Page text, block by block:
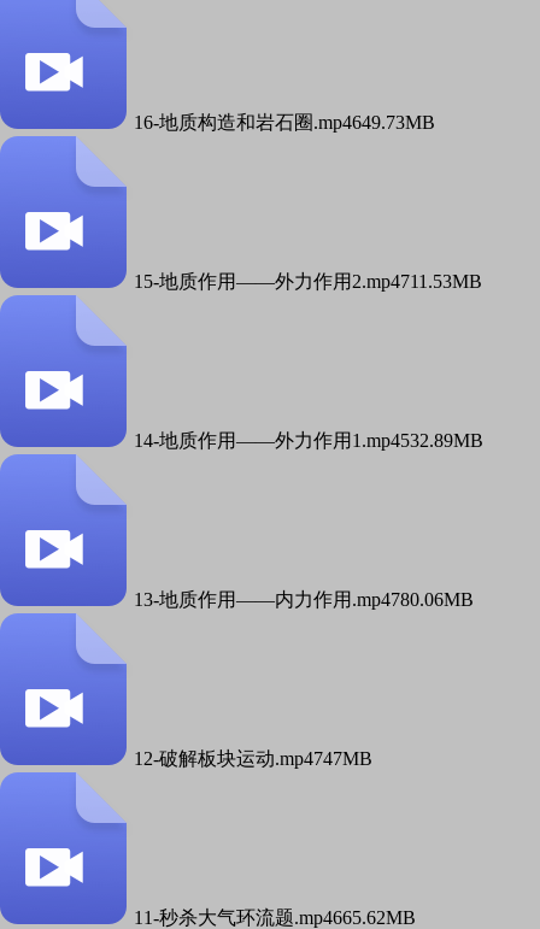
16-地质构造和岩石圈.mp4649.73MB
15-地质作用——外力作用2.mp4711.53MB
14-地质作用——外力作用1.mp4532.89MB
13-地质作用——内力作用.mp4780.06MB
12-破解板块运动.mp4747MB
11-秒杀大气环流题.mp4665.62MB